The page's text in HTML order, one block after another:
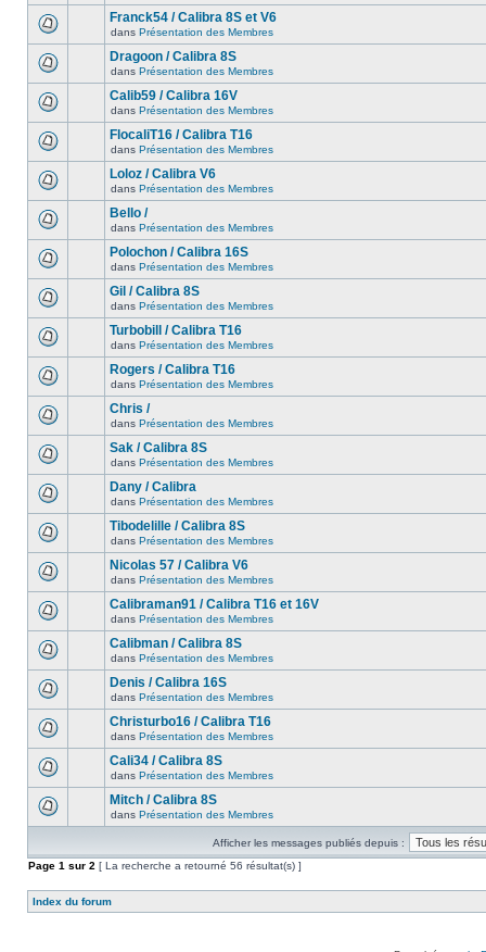
Franck54 / Calibra 8S et V6
dans Présentation des Membres
Dragoon / Calibra 8S
dans Présentation des Membres
Calib59 / Calibra 16V
dans Présentation des Membres
FlocaliT16 / Calibra T16
dans Présentation des Membres
Loloz / Calibra V6
dans Présentation des Membres
Bello /
dans Présentation des Membres
Polochon / Calibra 16S
dans Présentation des Membres
Gil / Calibra 8S
dans Présentation des Membres
Turbobill / Calibra T16
dans Présentation des Membres
Rogers / Calibra T16
dans Présentation des Membres
Chris /
dans Présentation des Membres
Sak / Calibra 8S
dans Présentation des Membres
Dany / Calibra
dans Présentation des Membres
Tibodelille / Calibra 8S
dans Présentation des Membres
Nicolas 57 / Calibra V6
dans Présentation des Membres
Calibraman91 / Calibra T16 et 16V
dans Présentation des Membres
Calibman / Calibra 8S
dans Présentation des Membres
Denis / Calibra 16S
dans Présentation des Membres
Christurbo16 / Calibra T16
dans Présentation des Membres
Cali34 / Calibra 8S
dans Présentation des Membres
Mitch / Calibra 8S
dans Présentation des Membres
Afficher les messages publiés depuis :
Page 1 sur 2 [ La recherche a retourné 56 résultat(s) ]
Index du forum